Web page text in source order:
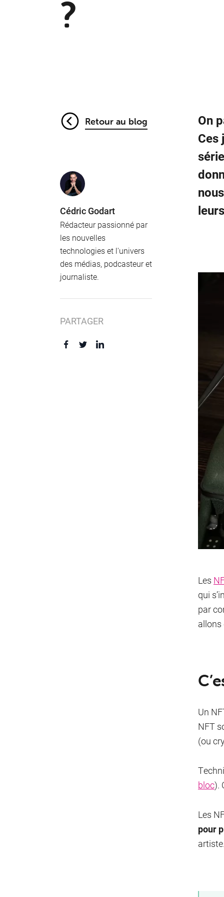
?
On
Ces
Les
qui
par
Un
NFT
(ou
bloc).
Les
pour
Retour au blog
Cédric Godart
Rédacteur passionné par
les nouvelles
technologies et l'univers
des médias, podcasteur et
journaliste.
PARTAGER